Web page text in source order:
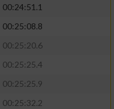
00:24:51.1
00:25:08.8
00:25:20.6
00:25:25.4
00:25:25.9
00:25:32.2